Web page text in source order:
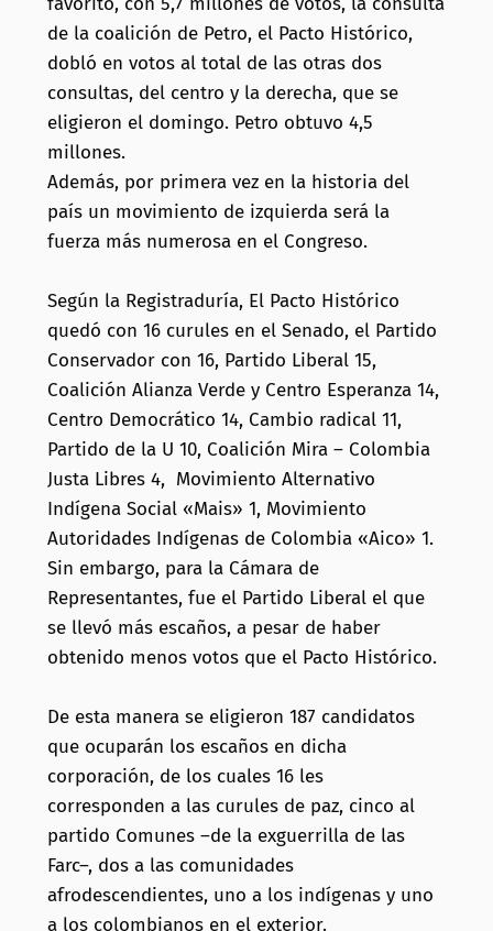
de la coalición de Petro, el Pacto Histórico,
dobló en votos al total de las otras dos
consultas, del centro y la derecha, que se
eligieron el domingo. Petro obtuvo 4,5
millones.
Además, por primera vez en la historia del
país un movimiento de izquierda será la
fuerza más numerosa en el Congreso.
Según la Registraduría, El Pacto Histórico
quedó con 16 curules en el Senado, el Partido
Conservador con 16, Partido Liberal 15,
Coalición Alianza Verde y Centro Esperanza 14,
Centro Democrático 14, Cambio radical 11,
Partido de la U 10, Coalición Mira – Colombia
Justa Libres 4, Movimiento Alternativo
Indígena Social «Mais» 1, Movimiento
Autoridades Indígenas de Colombia «Aico» 1.
Sin embargo, para la Cámara de
Representantes, fue el Partido Liberal el que
se llevó más escaños, a pesar de haber
obtenido menos votos que el Pacto Histórico.
De esta manera se eligieron 187 candidatos
que ocuparán los escaños en dicha
corporación, de los cuales 16 les
corresponden a las curules de paz, cinco al
partido Comunes –de la exguerrilla de las
Farc–, dos a las comunidades
afrodescendientes, uno a los indígenas y uno
a los colombianos en el exterior.